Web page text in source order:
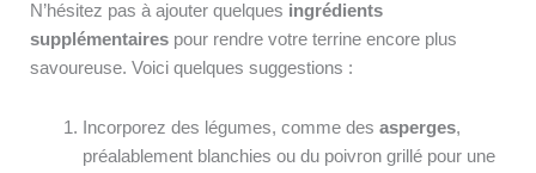
N’hésitez pas à ajouter quelques ingrédients
supplémentaires pour rendre votre terrine encore plus
savoureuse. Voici quelques suggestions :
Incorporez des légumes, comme des asperges,
préalablement blanchies ou du poivron grillé pour une